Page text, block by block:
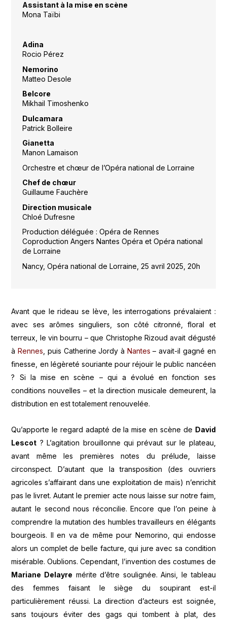
Assistant à la mise en scène
Mona Taïbi
Adina
Rocio Pérez
Nemorino
Matteo Desole
Belcore
Mikhail Timoshenko
Dulcamara
Patrick Bolleire
Gianetta
Manon Lamaison
Orchestre et chœur de l’Opéra national de Lorraine
Chef de chœur
Guillaume Fauchère
Direction musicale
Chloé Dufresne
Production déléguée : Opéra de Rennes
Coproduction Angers Nantes Opéra et Opéra national
de Lorraine
Nancy, Opéra national de Lorraine, 25 avril 2025, 20h
Avant que le rideau se lève, les interrogations prévalaient :
avec ses arômes singuliers, son côté citronné, floral et
terreux, le vin bourru – que Christophe Rizoud avait dégusté
à Rennes, puis Catherine Jordy à Nantes – avait-il gagné en
finesse, en légèreté souriante pour réjouir le public nancéen
? Si la mise en scène – qui a évolué en fonction ses
conditions nouvelles – et la direction musicale demeurent, la
distribution en est totalement renouvelée.
Qu’apporte le regard adapté de la mise en scène de David
Lescot ? L’agitation brouillonne qui prévaut sur le plateau,
avant même les premières notes du prélude, laisse
circonspect. D’autant que la transposition (des ouvriers
agricoles s’affairant dans une exploitation de maïs) n’enrichit
pas le livret. Autant le premier acte nous laisse sur notre faim,
autant le second nous réconcilie. Encore que l’on peine à
comprendre la mutation des humbles travailleurs en élégants
bourgeois. Il en va de même pour Nemorino, qui endosse
alors un complet de belle facture, qui jure avec sa condition
misérable. Oublions. Cependant, l’invention des costumes de
Mariane Delayre mérite d’être soulignée. Ainsi, le tableau
des femmes faisant le siège du soupirant est-il
particulièrement réussi. La direction d’acteurs est soignée,
sans toujours éviter des gags qui tombent à plat, des